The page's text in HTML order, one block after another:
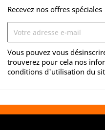
Recevez nos offres spéciales
Vous pouvez vous
trouverez pour cela nos
conditions d'utilisation du